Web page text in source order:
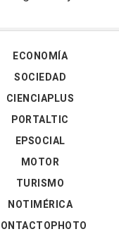
ECONOMÍA
SOCIEDAD
CIENCIAPLUS
PORTALTIC
EPSOCIAL
MOTOR
TURISMO
NOTIMÉRICA